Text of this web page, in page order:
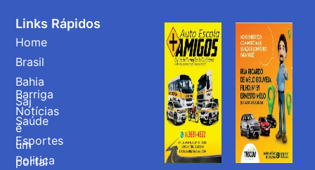
Barriga
Notícias
é
um
portal
Links Rápidos
Home
Brasil
Bahia
Saj
Saúde
Esportes
Politica